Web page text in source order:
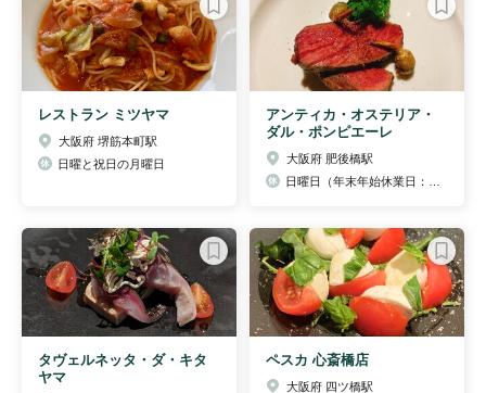
レストラン ミツヤマ
大阪府 堺筋本町駅
日曜と祝日の月曜日
アンティカ・オステリア・
ダル・ポンピエーレ
大阪府 肥後橋駅
タヴェルネッタ・ダ・キタ
ヤマ
ペスカ 心斎橋店
大阪府 四ツ橋駅